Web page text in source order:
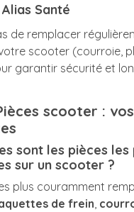
Santé
de remplacer
scooter (courroie,
garantir sécurité et
scooter :
sont les pièces
sur un scooter ?
plus couramment
de frein,